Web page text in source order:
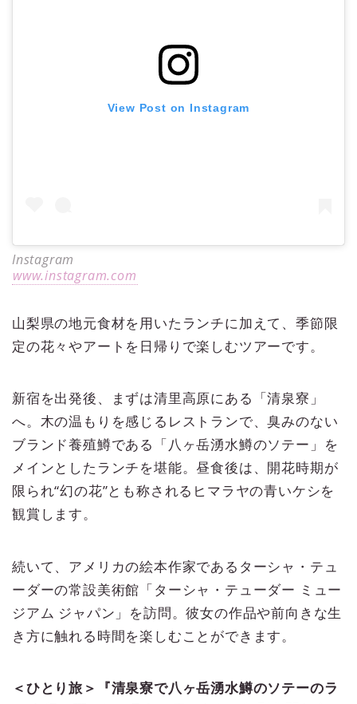
View Post on Instagram
Instagram
www.instagram.com
山梨県の地元食材を用いたランチに加えて、季節限
定の花々やアートを日帰りで楽しむツアーです。
新宿を出発後、まずは清里高原にある「清泉寮」
へ。木の温もりを感じるレストランで、臭みのない
ブランド養殖鱒である「八ヶ岳湧水鱒のソテー」を
メインとしたランチを堪能。昼食後は、開花時期が
限られ“幻の花”とも称されるヒマラヤの青いケシを
観賞します。
続いて、アメリカの絵本作家であるターシャ・テュ
ーダーの常設美術館「ターシャ・テューダー ミュー
ジアム ジャパン」を訪問。彼女の作品や前向きな生
き方に触れる時間を楽しむことができます。
＜ひとり旅＞『清泉寮で八ヶ岳湧水鱒のソテーのラ